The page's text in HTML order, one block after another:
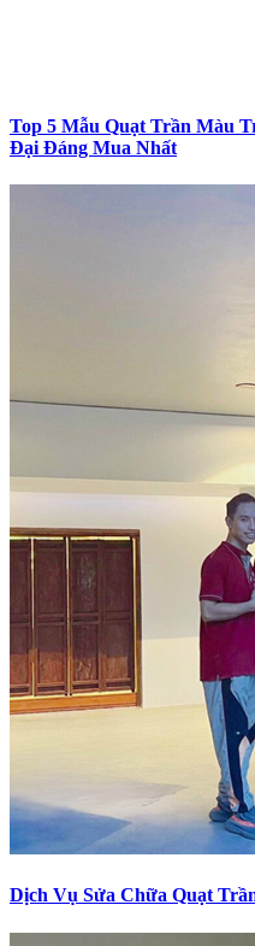
Top 5 Mẫu Quạt Trần Màu
Đại Đáng Mua Nhất
Dịch Vụ Sửa Chữa Quạt